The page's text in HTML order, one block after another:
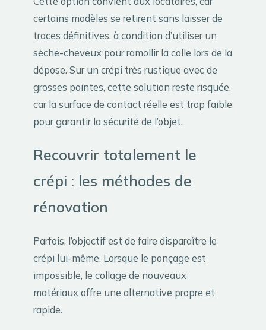
certains modèles se retirent sans laisser de
traces définitives, à condition d’utiliser un
sèche-cheveux pour ramollir la colle lors de la
dépose. Sur un crépi très rustique avec de
grosses pointes, cette solution reste risquée,
car la surface de contact réelle est trop faible
pour garantir la sécurité de l’objet.
Recouvrir totalement le
crépi : les méthodes de
rénovation
Parfois, l’objectif est de faire disparaître le
crépi lui-même. Lorsque le ponçage est
impossible, le collage de nouveaux
matériaux offre une alternative propre et
rapide.